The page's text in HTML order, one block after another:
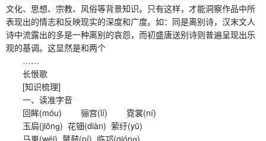
文化、思想、宗教、风俗等背景知识。只有这样，才能洞察作品中所
表现出的情志和反映现实的深度和广度。如：同是离别诗，汉末文人
诗中流露出的多是一种离别的哀怨，而初盛唐送别诗则普遍呈现出乐
观的基调。这显然是和两个
……
长恨歌
[知识梳理]
一、读准字音
回眸(móu) 骊宫(lí) 霓裳(ní)
玉扃(jiōnɡ) 花钿(diàn) 萦纡(yū)
马嵬(wéi) 鼙鼓(pí) 临邛(qiónɡ)